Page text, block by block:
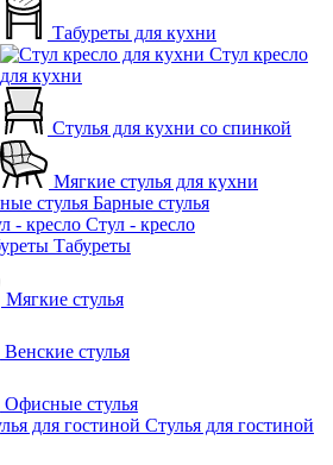
Табуреты для кухни
Стул кресло
для кухни
Стулья для кухни со спинкой
Мягкие стулья для кухни
Барные стулья
Стул - кресло
Табуреты
Мягкие стулья
Венские стулья
Офисные стулья
Стулья для гостиной